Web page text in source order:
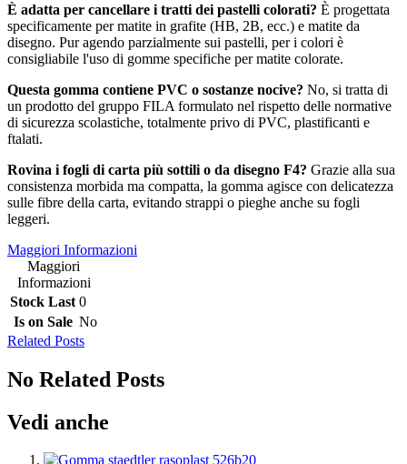
È adatta per cancellare i tratti dei pastelli colorati? È progettata
specificamente per matite in grafite (HB, 2B, ecc.) e matite da
disegno. Pur agendo parzialmente sui pastelli, per i colori è
consigliabile l'uso di gomme specifiche per matite colorate.
Questa gomma contiene PVC o sostanze nocive? No, si tratta di
un prodotto del gruppo FILA formulato nel rispetto delle normative
di sicurezza scolastiche, totalmente privo di PVC, plastificanti e
ftalati.
Rovina i fogli di carta più sottili o da disegno F4? Grazie alla sua
consistenza morbida ma compatta, la gomma agisce con delicatezza
sulle fibre della carta, evitando strappi o pieghe anche su fogli
leggeri.
Maggiori Informazioni
Maggiori
Informazioni
Stock Last 0
Is on Sale No
Related Posts
No Related Posts
Vedi anche